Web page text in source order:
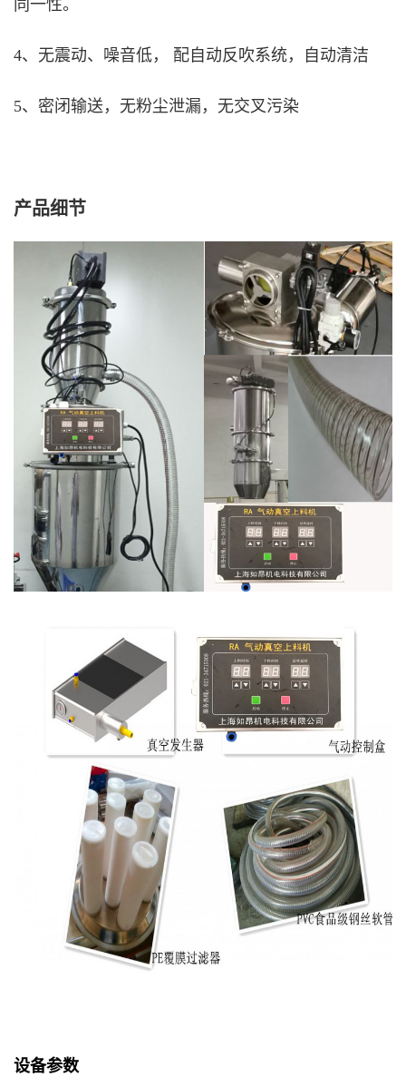
同一性。
4、无震动、噪音低， 配自动反吹系统，自动清洁
5、密闭输送，无粉尘泄漏，无交叉污染
产品细节
设备参数